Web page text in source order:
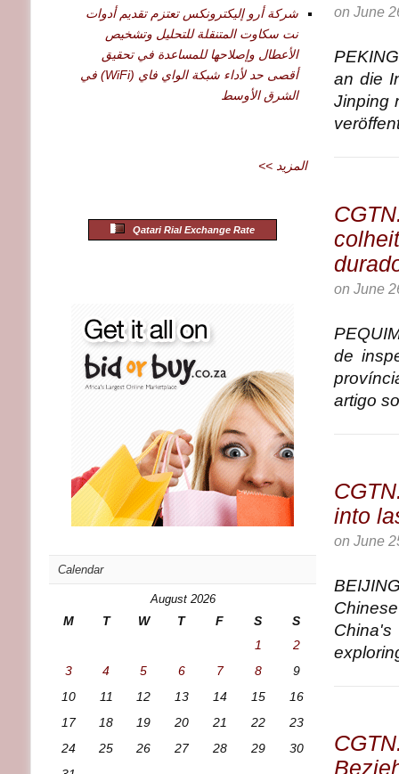
on June
an die
Jinping
on June
de
artigo
into
on June
شركة أرو إليكترونكس تعتزم تقديم أدوات
نت سكاوت المتنقلة للتحليل وتشخيص
الأعطال وإصلاحها للمساعدة في تحقيق
أقصى حد لأداء شبكة الواي فاي (WiFi) في
الشرق الأوسط
<< المزيد
Qatari Rial Exchange Rate
Calendar
August 2026
M T W T F S
S
1
2
3
4 5 6 7 8
9
10
11 12 13 14 15
16
17
18 19 20 21 22
23
24
25 26 27 28 29
30